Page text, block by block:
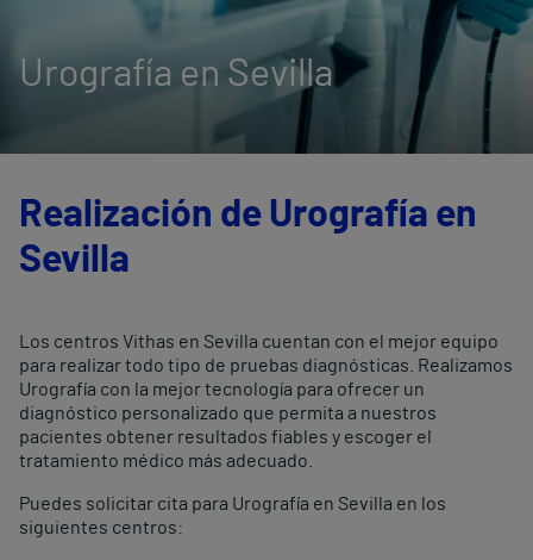
Urografía en Sevilla
Realización de Urografía en
Sevilla
Los centros Vithas en Sevilla cuentan con el mejor equipo
para realizar todo tipo de pruebas diagnósticas. Realizamos
Urografía con la mejor tecnología para ofrecer un
diagnóstico personalizado que permita a nuestros
pacientes obtener resultados fiables y escoger el
tratamiento médico más adecuado.
Puedes solicitar cita para Urografía en Sevilla en los
siguientes centros: